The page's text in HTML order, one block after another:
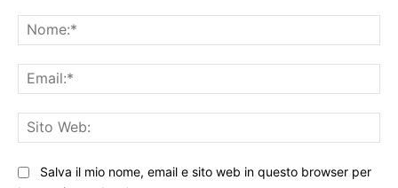
Salva il mio nome, email e sito web in questo browser per